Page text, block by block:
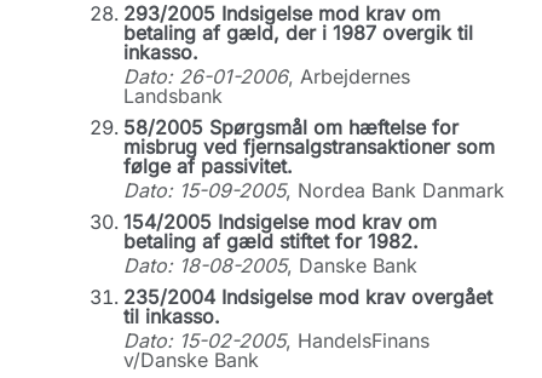
293/2005 Indsigelse mod krav om
betaling af gæld, der i 1987 overgik til
inkasso.
Dato: 26-01-2006, Arbejdernes
Landsbank
58/2005 Spørgsmål om hæftelse for
misbrug ved fjernsalgstransaktioner som
følge af passivitet.
Dato: 15-09-2005, Nordea Bank Danmark
154/2005 Indsigelse mod krav om
betaling af gæld stiftet for 1982.
Dato: 18-08-2005, Danske Bank
235/2004 Indsigelse mod krav overgået
til inkasso.
Dato: 15-02-2005, HandelsFinans
v/Danske Bank